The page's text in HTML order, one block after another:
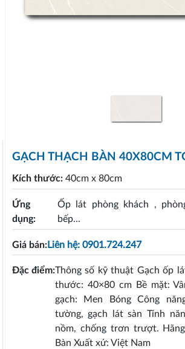
GẠCH THẠCH BÀN 40X80CM
Kích thước: 40cm x 80cm
Ứng
dụng:
Ốp lát phòng khách ,
bếp...
Giá bán:Liên hệ: 0901.724.247
Đặc điểm:Thông số kỹ thuật Gạch ốp
thước: 40×80 cm Bề mặt:
gạch: Men Bóng Công
tường, gạch lát sàn Tính
nồm, chống trơn trượt.
Bàn Xuất xứ: Việt Nam